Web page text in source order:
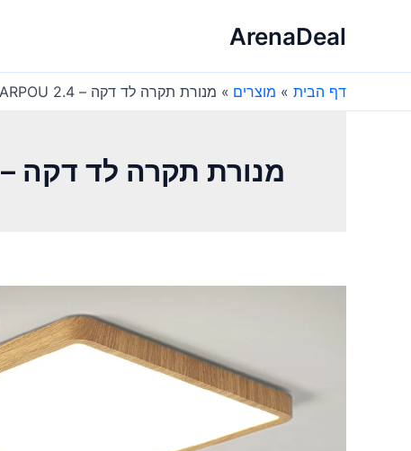
ArenaDeal
דף הבית מוצרים מנורת תקרה לד דקה – MARPOU 2.4 ס"מ – חדר שינה
מנורת תקרה לד דקה – MARPOU 2.4 ס"מ – חדר שינה